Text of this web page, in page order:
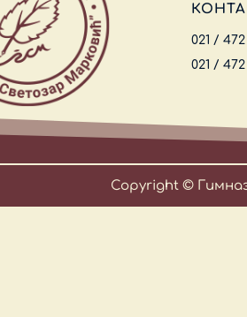
021 / 472
021 / 472
Copyright ©